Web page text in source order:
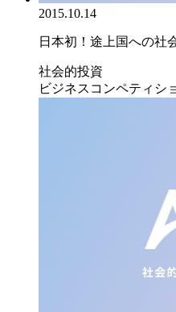
2015.10.14
日本初！途上国への社
社会的投資
ビジネスコンペティシ